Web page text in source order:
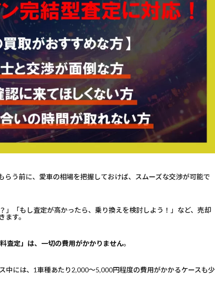
らう前に、愛車の相場を把握しておけば、スムーズな交渉が可能で
」「もし査定が高かったら、乗り換えを検討しよう！」など、売却
す。
料査定」は、一切の費用がかかりません。
中には、1車種あたり2,000～5,000円程度の費用がかかるケースも少